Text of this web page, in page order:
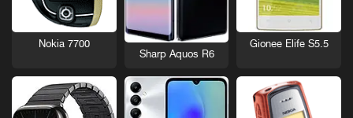
Gionee Elife S5.5
Sharp Aquos R6
Nokia 7700